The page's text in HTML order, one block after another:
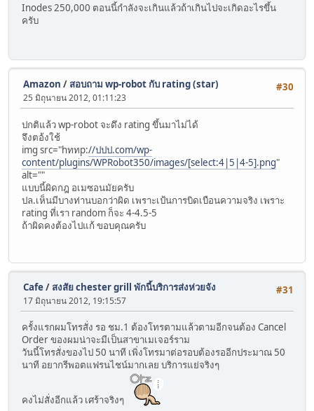
Inodes 250,000 ตอนนี้กำลังจะเกินแล้วถ้าเกินไปจะเกิดอะไรขึ้น
ครับ
#30
Amazon / สอบถาม wp-robot กับ rating (star)
25 มิถุนายน 2012, 01:11:23
ปกติแล้ว wp-robot จะดึง rating ขึ้นมาไม่ได้
จึงตอ้งใช้
img src="hททp://ปปป.com/wp-
content/plugins/WPRobot350/images/[select:4|5|4-5].png"
alt=""
แบบนี้ผิดกฎ อเมซอนมัยครับ
ปล.เห็นมีบางท่านบอกว่าผิด เพราะเป้นการบิดเบือนความจริง เพราะ
rating ที่เรา random ก็จะ 4-4.5-5
ถ้าผิดคงต้องไปแก้ ขอบคุณครับ
#31
Cafe/ สงสัย chester grill พักนี้บริการส่งห่วยจัง
17 มิถุนายน 2012, 19:15:57
ครั้งแรกผมโทรสั่ง รอ ชม.1 ต้องโทรตามแล้วตามอีกจนต้อง Cancel
Order ของผมน่าจะมีเป็นสาขาเมเจอร์ราม
วันนี้โทรสั่งของไป 50 นาที เพิ่งโทรมาต่อรอบต้องรออีกประมาณ 50
นาที อยากรีพอตแฟรนไชน์มากเลย บริการแย่จริงๆ
คงไม่สั่งอีกแล้ว เศร้าจริงๆ